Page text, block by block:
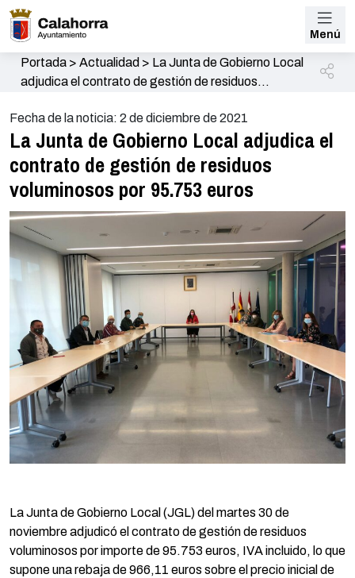
Menú
Portada> Actualidad > La Junta de Gobierno Local
adjudica el contrato de gestión de residuos
Fecha de la noticia: 2 de diciembre de 2021
La Junta de Gobierno Local adjudica el
contrato de gestión de residuos
voluminosos por 95.753 euros
La Junta de Gobierno Local (JGL) del martes 30 de
noviembre adjudicó el contrato de gestión de residuos
voluminosos por importe de 95.753 euros, IVA incluido, lo que
supone una rebaja de 966,11 euros sobre el precio inicial de